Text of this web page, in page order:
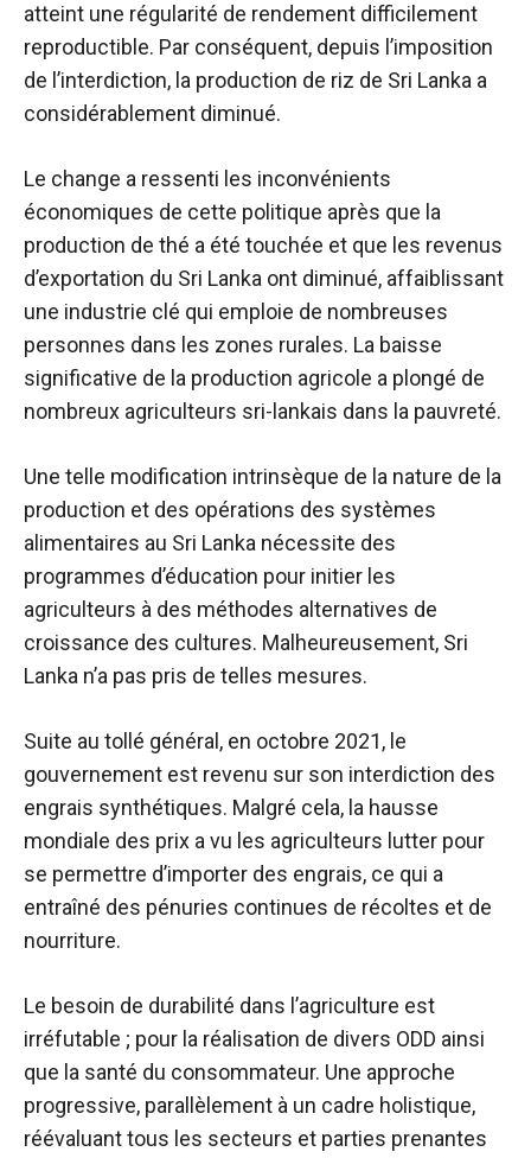
atteint une régularité de rendement difficilement
reproductible. Par conséquent, depuis l’imposition
de l’interdiction, la production de riz de Sri Lanka a
considérablement diminué.
Le change a ressenti les inconvénients
économiques de cette politique après que la
production de thé a été touchée et que les revenus
d’exportation du Sri Lanka ont diminué, affaiblissant
une industrie clé qui emploie de nombreuses
personnes dans les zones rurales. La baisse
significative de la production agricole a plongé de
nombreux agriculteurs sri-lankais dans la pauvreté.
Une telle modification intrinsèque de la nature de la
production et des opérations des systèmes
alimentaires au Sri Lanka nécessite des
programmes d’éducation pour initier les
agriculteurs à des méthodes alternatives de
croissance des cultures. Malheureusement, Sri
Lanka n’a pas pris de telles mesures.
Suite au tollé général, en octobre 2021, le
gouvernement est revenu sur son interdiction des
engrais synthétiques. Malgré cela, la hausse
mondiale des prix a vu les agriculteurs lutter pour
se permettre d’importer des engrais, ce qui a
entraîné des pénuries continues de récoltes et de
nourriture.
Le besoin de durabilité dans l’agriculture est
irréfutable ; pour la réalisation de divers ODD ainsi
que la santé du consommateur. Une approche
progressive, parallèlement à un cadre holistique,
réévaluant tous les secteurs et parties prenantes